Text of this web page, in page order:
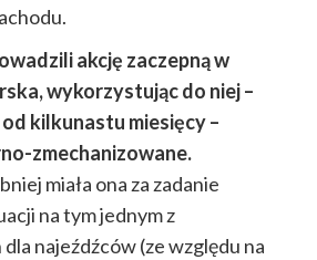
akcję zaczepną w
wykorzystując do niej –
kilkunastu miesięcy –
zmechanizowane.
miała ona za zadanie
na tym jednym z
najeźdźców (ze względu na